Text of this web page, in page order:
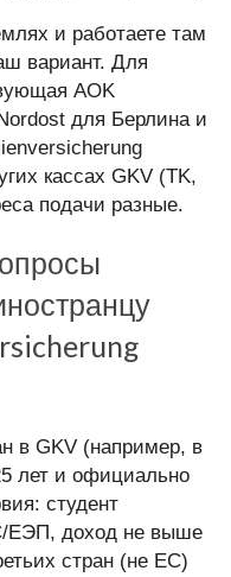
и работаете там
вариант. Для
AOK
для Берлина и
кассах GKV (TK,
подачи разные.
в GKV (например, в
лет и официально
студент
ЕЭП, доход не выше
стран (не ЕС)